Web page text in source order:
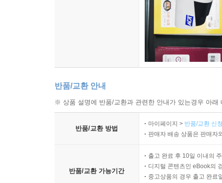
반품/교환 안내
※ 상품 설명에 반품/교환과 관련한 안내가 있는경우 아
반품/교환 방법
마이페이지 > 반품/교환 신
판매자 배송 상품은 판매자
반품/교환 가능기간
출고 완료 후 10일 이내의
디지털 콘텐츠인 eBook의
중고상품의 경우 출고 완료